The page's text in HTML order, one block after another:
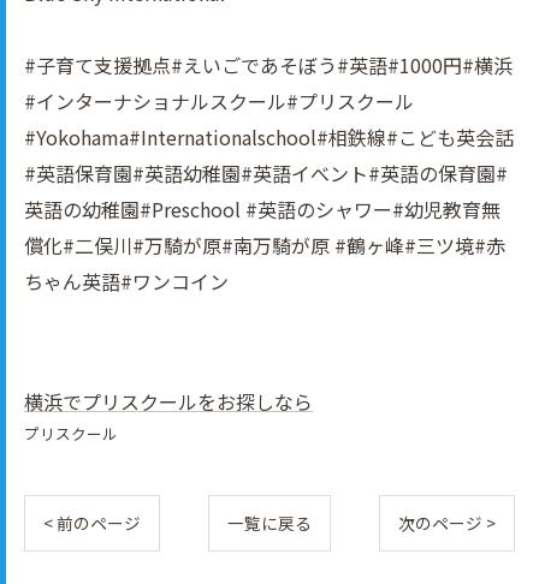
#子育て支援拠点#えいごであそぼう#英語#1000円#横浜
#インターナショナルスクール#プリスクール
#Yokohama#Internationalschool#相鉄線#こども英会話
#英語保育園#英語幼稚園#英語イべント#英語の保育園#
英語の幼稚園#Preschool #英語のシャワー#幼児教育無
償化#二俣川#万騎が原#南万騎が原 #鶴ヶ峰#三ツ境#赤
ちゃん英語#ワンコイン
横浜でプリスクールをお探しなら
プリスクール
< 前のページ 一覧に戻る 次のページ >